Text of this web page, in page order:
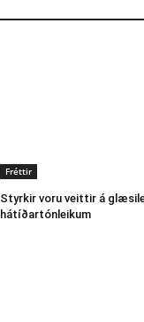
Fréttir
Styrkir voru veittir á
hátíðartónleikum